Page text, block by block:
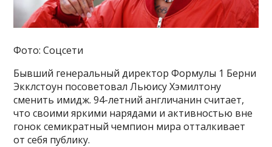
Фото: Соцсети
Бывший генеральный директор Формулы 1 Берни
Экклстоун посоветовал Льюису Хэмилтону
сменить имидж. 94-летний англичанин считает,
что своими яркими нарядами и активностью вне
гонок семикратный чемпион мира отталкивает
от себя публику.